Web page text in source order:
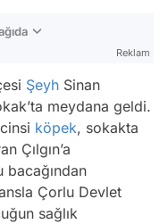
Reklam
Şeyh Sinan
meydana geldi.
cinsi köpek, sokakta
Çılgın’a
bacağından
Çorlu Devlet
sağlık